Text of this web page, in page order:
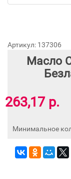
Артикул: 137306
Масло
263,17 р.
Минимальное